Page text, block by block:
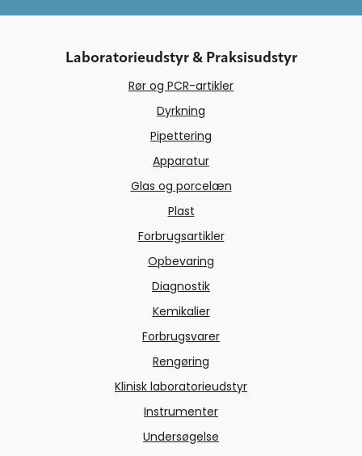
Laboratorieudstyr & Praksisudstyr
Rør og PCR-artikler
Dyrkning
Pipettering
Apparatur
Glas og porcelæn
Plast
Forbrugsartikler
Opbevaring
Diagnostik
Kemikalier
Forbrugsvarer
Rengøring
Klinisk laboratorieudstyr
Instrumenter
Undersøgelse